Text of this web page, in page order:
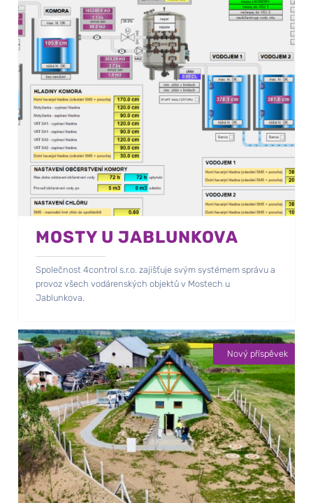
MOSTY U JABLUNKOVA
Společnost 4control s.r.o. zajišťuje svým systémem správu a
provoz všech vodárenských objektů v Mostech u
Jablunkova.
Nový příspěvek